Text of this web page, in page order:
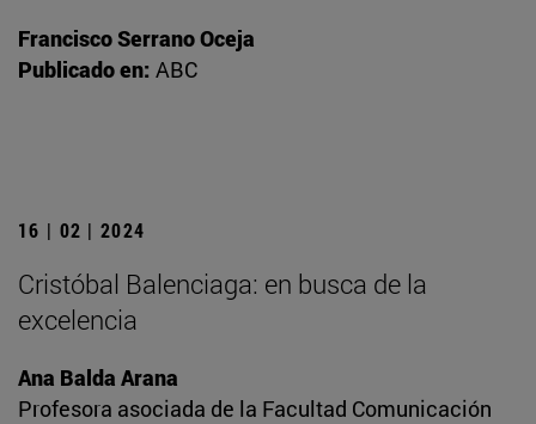
Francisco Serrano Oceja
Publicado en: ABC
16 | 02 | 2024
Cristóbal Balenciaga: en busca de la
excelencia
Ana Balda Arana
Profesora asociada de la Facultad Comunicación